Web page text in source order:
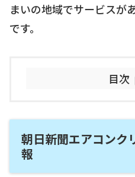
まいの地域でサービスが
です。
目次
朝日新聞エアコンク
報